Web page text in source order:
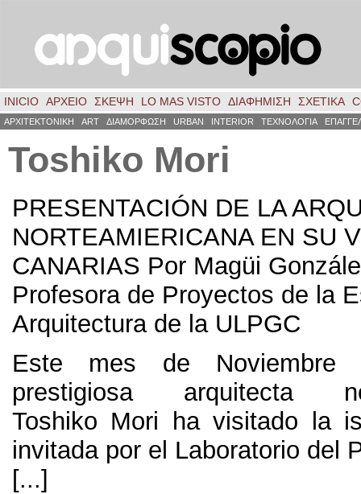
INICIO ΑΡΧΕΙΟ ΣΚΈΨΗ LO MAS VISTO ΔΙΑΦΗΜΙΣΗ ΣΧΕΤΙΚΑ
ΑΡΧΙΤΕΚΤΟΝΙΚΗ ART ΔΙΑΜΟΡΦΩΣΗ URBAN INTERIOR ΤΕΧΝΟΛΟΓΙΑ
Toshiko Mori
PRESENTACIÓN DE LA
NORTEAMIERICANA EN SU
CANARIAS Por Magüi
Profesora de Proyectos de la
Arquitectura de la ULPGC
Este mes de
prestigiosa arquitecta
Toshiko Mori ha visitado la
invitada por el Laboratorio del
[...]